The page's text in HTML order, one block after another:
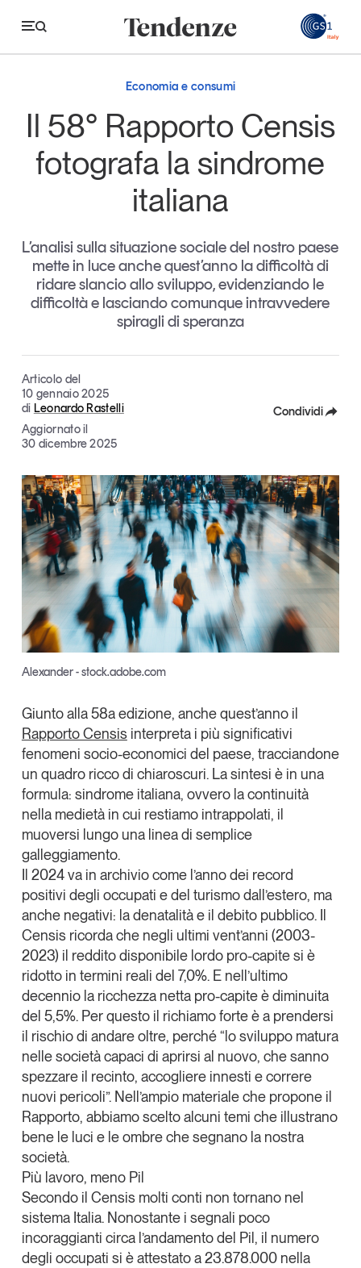
Tendenze
Economia e consumi
Innovazione
Retail e brand
Sostenibilità
Grandi temi
Magazine
Articoli
Opinioni
Dossier
Il Numero
Comunicati stampa
Video
Podcast
Studi e ricerche
Eventi e formazione
Tutti gli appuntamenti
Chi siamo
Tendenze Journal
La nostra newsletter nella tua email
Iscriviti
Un anno di
Tendenze2026
Leggi il magazine
Tendenze è il magazine di GS1 Italy che racconta in
modo indipendente il cambiamento e le sfide del largo
consumo e dell’economia a professionisti e
consumatori
Economia e consumi
Il 58° Rapporto Censis
fotografa la sindrome
italiana
L’analisi sulla situazione sociale del nostro paese
mette in luce anche quest’anno la difficoltà di
ridare slancio allo sviluppo, evidenziando le
difficoltà e lasciando comunque intravvedere
spiragli di speranza
Articolo del
10 gennaio 2025
di Leonardo Rastelli
Aggiornato il
30 dicembre 2025
Condividi
X
Linkedin
Copia Link
Alexander - stock.adobe.com
Giunto alla 58a edizione, anche quest’anno il
Rapporto Censisinterpreta i più significativi
fenomeni socio-economici del paese, tracciandone
un quadro ricco di chiaroscuri. La sintesi è in una
formula: sindrome italiana, ovvero la continuità
nella medietà in cui restiamo intrappolati, il
muoversi lungo una linea di semplice
galleggiamento.
Il 2024 va in archivio come l’anno dei record
positivi degli occupati e del turismo dall’estero, ma
anche negativi: la denatalità e il debito pubblico. Il
Censis ricorda che negli ultimi vent’anni (2003-
2023) il reddito disponibile lordo pro-capite si è
ridotto in termini reali del 7,0%. E nell’ultimo
decennio la ricchezza netta pro-capite è diminuita
del 5,5%. Per questo il richiamo forte è a prendersi
il rischio di andare oltre, perché “lo sviluppo matura
nelle società capaci di aprirsi al nuovo, che sanno
spezzare il recinto, accogliere innesti e correre
nuovi pericoli”. Nell’ampio materiale che propone il
Rapporto, abbiamo scelto alcuni temi che illustrano
bene le luci e le ombre che segnano la nostra
società.
Più lavoro, meno Pil
Secondo il Censis molti conti non tornano nel
sistema Italia. Nonostante i segnali poco
incoraggianti circa l’andamento del Pil, il numero
degli occupati si è attestato a 23.878.000nella